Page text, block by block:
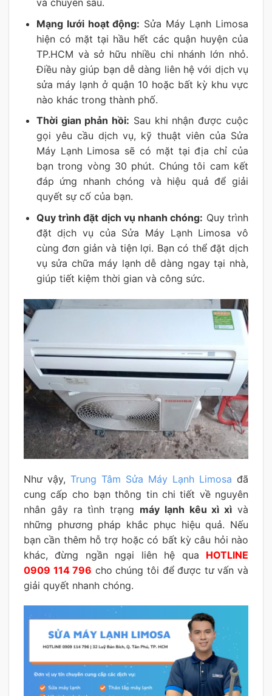
và chuyên sâu.
Mạng lưới hoạt động: Sửa Máy Lạnh Limosa
hiện có mặt tại hầu hết các quận huyện của
TP.HCM và sở hữu nhiều chi nhánh lớn nhỏ.
Điều này giúp bạn dễ dàng liên hệ với dịch vụ
sửa máy lạnh ở quận 10 hoặc bất kỳ khu vực
nào khác trong thành phố.
Thời gian phản hồi: Sau khi nhận được cuộc
gọi yêu cầu dịch vụ, kỹ thuật viên của Sửa
Máy Lạnh Limosa sẽ có mặt tại địa chỉ của
bạn trong vòng 30 phút. Chúng tôi cam kết
đáp ứng nhanh chóng và hiệu quả để giải
quyết sự cố của bạn.
Quy trình đặt dịch vụ nhanh chóng: Quy trình
đặt dịch vụ của Sửa Máy Lạnh Limosa vô
cùng đơn giản và tiện lợi. Bạn có thể đặt dịch
vụ sửa chữa máy lạnh dễ dàng ngay tại nhà,
giúp tiết kiệm thời gian và công sức.
Như vậy, Trung Tâm Sửa Máy Lạnh Limosa đã
cung cấp cho bạn thông tin chi tiết về nguyên
nhân gây ra tình trạng máy lạnh kêu xì xì và
những phương pháp khắc phục hiệu quả. Nếu
bạn cần thêm hỗ trợ hoặc có bất kỳ câu hỏi nào
khác, đừng ngần ngại liên hệ qua HOTLINE
0909 114 796 cho chúng tôi để được tư vấn và
giải quyết nhanh chóng.